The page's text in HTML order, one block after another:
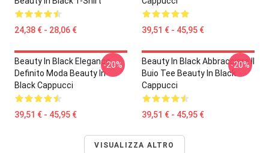
24,38 € - 28,06 € 39,51 € - 45,95 €
Beauty In Black Elegance
Definito Moda Beauty In
Black Cappucci
39,51 € - 45,95 €
-20%
Beauty In Black Abbracciare Il
Buio Tee Beauty In Black
Cappucci
39,51 € - 45,95 €
-20%
VISUALIZZA ALTRO